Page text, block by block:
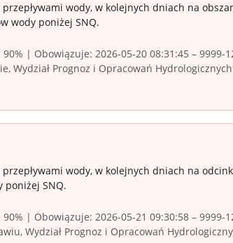
wody, w kolejnych dniach na
wody poniżej SNQ.
| Obowiązuje: 2026-05-20 08:31:45 –
Wydział Prognoz i Opracowań
wody, w kolejnych dniach na
poniżej SNQ.
| Obowiązuje: 2026-05-21 09:30:58 –
Wydział Prognoz i Opracowań